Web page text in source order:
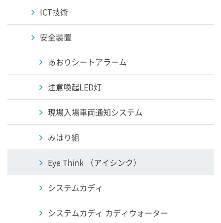
ICT技術
安全装置
あおりシートアラーム
注意喚起LED灯
現場入場車両通知システム
みはり組
Eye Think （アイシンク）
システムカディ
システムカディ カディウォーター